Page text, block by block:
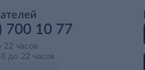
700 10 77
22 часов
до 22 часов